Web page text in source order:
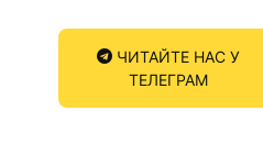
ЧИТАЙТЕ НАС У
ТЕЛЕГРАМ